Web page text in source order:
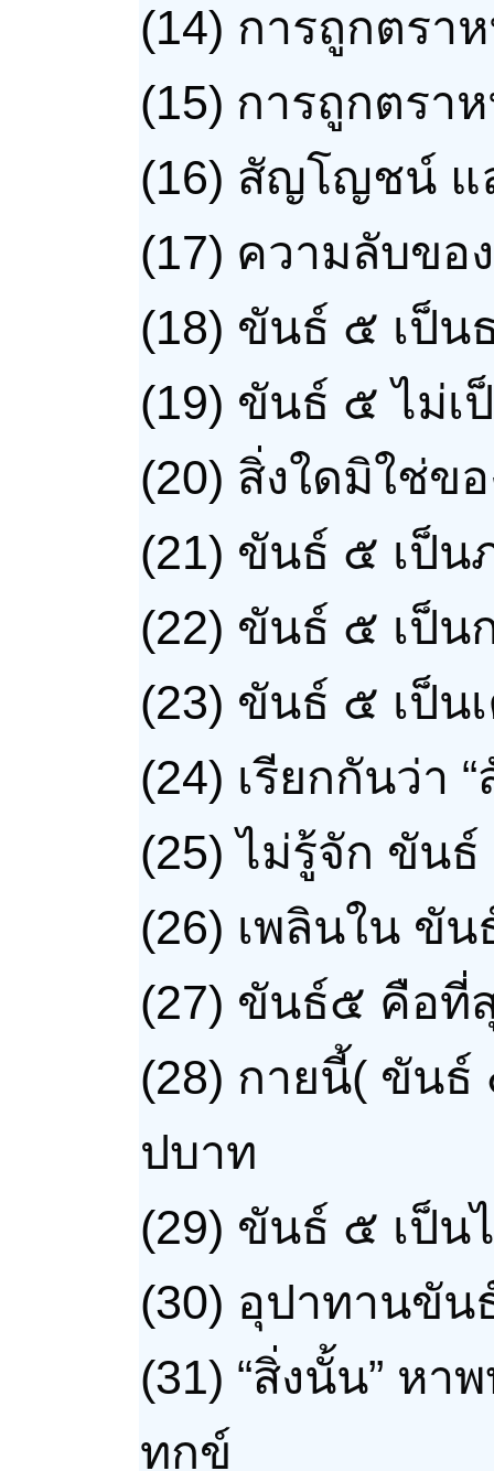
(14) การถูกตรา
(15) การถูกตรา
(16) สัญโญชน์ แ
(17) ความลับขอ
(18) ขันธ์ ๕ เป็น
(19) ขันธ์ ๕ ไม่เ
(20) สิ่งใดมิใช่ขอ
(21) ขันธ์ ๕ เป็น
(22) ขันธ์ ๕ เป็น
(23) ขันธ์ ๕ เป็น
(24) เรียกกันว่า
(25)ไม่รู้จัก ขัน
(26) เพลินใน ขั
(27) ขันธ์๕ คือที่
(28) กายนี้( ขันธ์
ปบาท
(29) ขันธ์ ๕ เป็น
(30) อุปาทานขัน
(31) “สิ่งนั้น” ห
ทุกข์